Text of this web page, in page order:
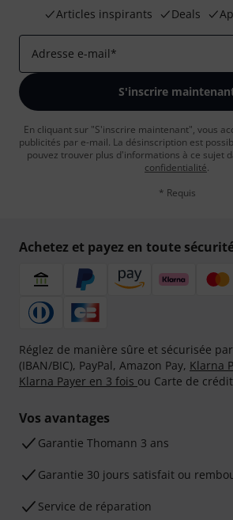
Articles inspirants
Deals
Adresse e-mail*
S'inscrire
En cliquant sur "S'inscrire maintenant", vous
publicités par e-mail. La désinscription est
pouvez trouver plus d'informations à ce sujet
confidentialité.
* Requis
Achetez et payez en toute
Réglez de manière sûre et sécurisée
(IBAN/BIC), PayPal, Amazon Pay, Klarna
Klarna Payer en 3 fois ou Carte de
Vos avantages
Ga­ran­tie Thomann 3 ans
Garantie 30 jours satisfait ou
Service de réparation